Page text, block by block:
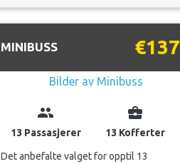
MINIBUSS €137
group
13 Passasjerer
business_center
13 Kofferter
Det anbefalte valget for opptil 13